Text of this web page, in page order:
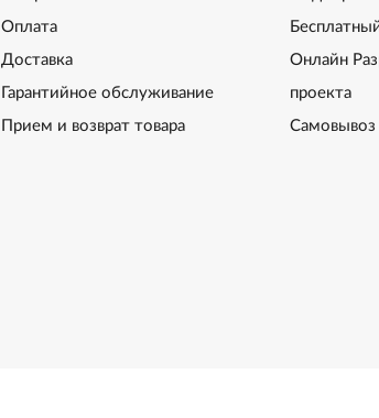
Оплата
Доставка
Гарантийное обслуживание
Прием и возврат товара
Онлайн
проекта
Самовывоз